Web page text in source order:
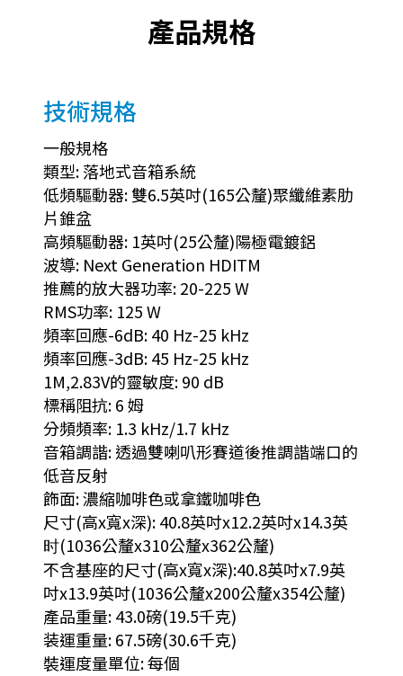
產品規格
技術規格
一般規格
類型: 落地式音箱系統
低頻驅動器: 雙6.5英吋(165公釐)聚纖維素肋
片錐盆
高頻驅動器: 1英吋(25公釐)陽極電鍍鋁
波導: Next Generation HDITM
推薦的放大器功率: 20-225 W
RMS功率: 125 W
頻率回應-6dB: 40 Hz-25 kHz
頻率回應-3dB: 45 Hz-25 kHz
1M,2.83V的靈敏度: 90 dB
標稱阻抗: 6 姆
分頻頻率: 1.3 kHz/1.7 kHz
音箱調諧: 透過雙喇叭形賽道後推調諧端口的
低音反射
飾面: 濃縮咖啡色或拿鐵咖啡色
尺寸(高x寬x深): 40.8英吋x12.2英吋x14.3英
时(1036公釐x310公釐x362公釐)
不含基座的尺寸(高x寬x深):40.8英吋x7.9英
吋x13.9英吋(1036公釐x200公釐x354公釐)
產品重量: 43.0磅(19.5千克)
装運重量: 67.5磅(30.6千克)
裝運度量單位: 每個